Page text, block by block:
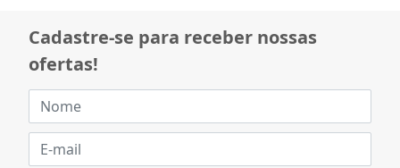
Cadastre-se para receber nossas
ofertas!